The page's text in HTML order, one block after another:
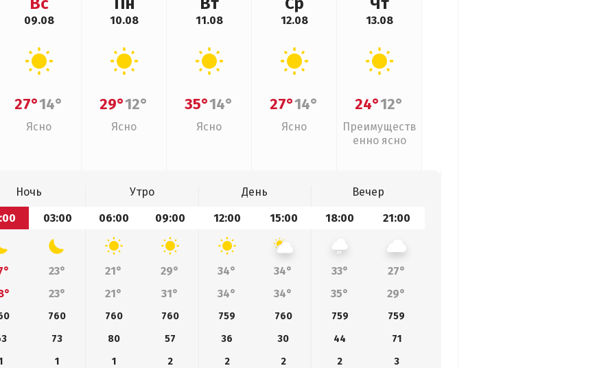
09.08
27°14°
Ясно
10.08
29°12°
Ясно
11.08
35°14°
Ясно
12.08
27°14°
Ясно
13.08
24°12°
Преимуществ
енно ясно
Ночь Утро День
Вечер
03:00 06:00 09:00 12:00 15:00 18:00 21:00
23° 21° 29° 34° 34° 33°
27°
23° 21° 31° 34° 34° 35° 29°
760 760 760 759 760 759
759
73 80 57 36 30 44
71
1 1 2 2 2 2
3